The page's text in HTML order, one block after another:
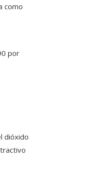
como
por
dióxido